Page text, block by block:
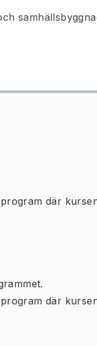
där
där